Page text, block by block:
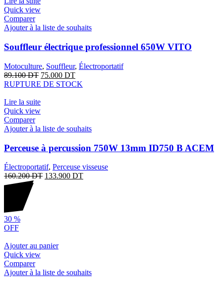
Quick view
Comparer
Ajouter à la liste de souhaits
Souffleur électrique professionnel 650W VITO
Motoculture, Souffleur, Électroportatif
89.100DT 75.000 DT
RUPTURE DE STOCK
Lire la suite
Quick view
Comparer
Ajouter à la liste de souhaits
Perceuse à percussion 750W 13mm ID750 B ACEM
Électroportatif, Perceuse visseuse
160.200DT 133.900 DT
30 %
OFF
Ajouter au panier
Quick view
Comparer
Ajouter à la liste de souhaits